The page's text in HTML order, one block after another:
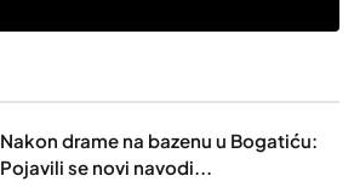
Nakon drame na bazenu u Bogatiću:
Pojavili se novi navodi...